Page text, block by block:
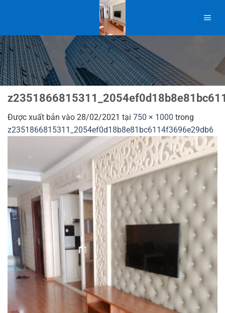
dung
Được xuất bản vào 28/02/2021 tại 750 × 1000 trong
z2351866815311_2054ef0d18b8e81bc6114f3696e29db6